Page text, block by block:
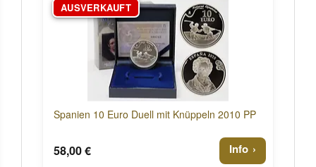
AUSVERKAUFT
Spanien 10 Euro Duell mit Knüppeln 2010 PP
58,00 € Info